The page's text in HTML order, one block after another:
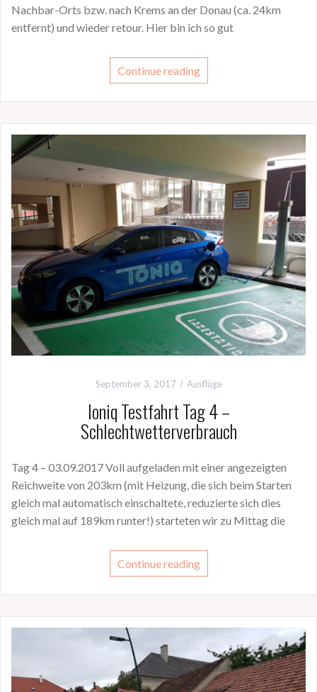
Nachbar-Orts bzw. nach Krems an der Donau (ca. 24km
entfernt) und wieder retour. Hier bin ich so gut
Continue reading
September 3, 2017 Ausflüge
Ioniq Testfahrt Tag 4 –
Schlechtwetterverbrauch
Tag 4 – 03.09.2017 Voll aufgeladen mit einer angezeigten
Reichweite von 203km (mit Heizung, die sich beim Starten
gleich mal automatisch einschaltete, reduzierte sich dies
gleich mal auf 189km runter!) starteten wir zu Mittag die
Continue reading